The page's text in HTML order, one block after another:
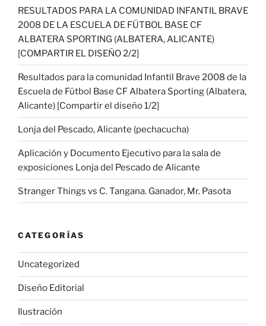
RESULTADOS PARA LA COMUNIDAD INFANTIL BRAVE
2008 DE LA ESCUELA DE FÚTBOL BASE CF
ALBATERA SPORTING (ALBATERA, ALICANTE)
[COMPARTIR EL DISEÑO 2/2]
Resultados para la comunidad Infantil Brave 2008 de la
Escuela de Fútbol Base CF Albatera Sporting (Albatera,
Alicante) [Compartir el diseño 1/2]
Lonja del Pescado, Alicante (pechacucha)
Aplicación y Documento Ejecutivo para la sala de
exposiciones Lonja del Pescado de Alicante
Stranger Things vs C. Tangana. Ganador, Mr. Pasota
CATEGORÍAS
Uncategorized
Diseño Editorial
Ilustración